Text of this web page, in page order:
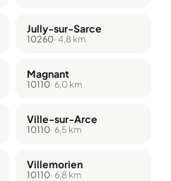
Jully-sur-Sarce
10260· 4,8 km
Magnant
10110· 6,0 km
Ville-sur-Arce
10110· 6,5 km
Villemorien
10110· 6,8 km